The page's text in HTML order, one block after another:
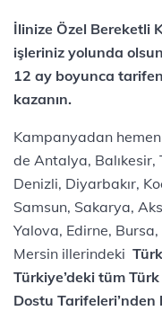
İlinize Özel Bereketli
işleriniz yolunda
12 ay boyunca
kazanın.
Kampanyadan
de Antalya, Balıkesir,
Denizli, Diyarbakır,
Samsun, Sakarya,
Yalova, Edirne,
Mersin illerindeki
Türkiye’deki tüm
Dostu